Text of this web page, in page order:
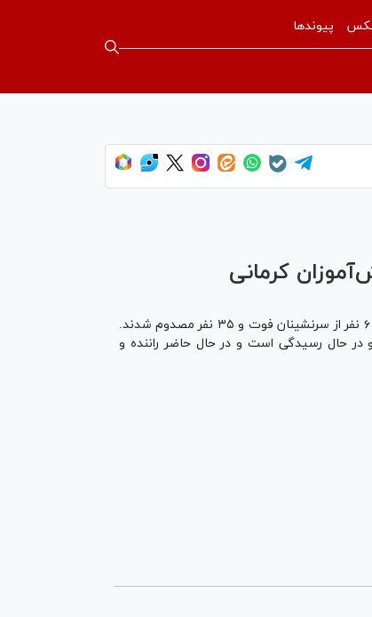
پیوندها
کرمانى
سخنگوی قوه قضاییه در نشست مشترک خبری با رئیس کل دادگستری تهران گفت: در پی واژگونی اتوبوس حامل دانش‌آموزان در کرمان ۶ نفر از سرنشینان فوت و ۳۵ نفر مصدوم شدند.
حال رسیدگی است و در حال حاضر راننده و